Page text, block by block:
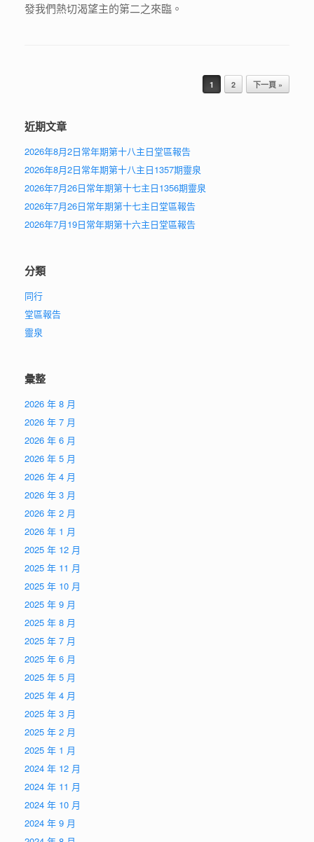
發我們熱切渴望主的第二之來臨。
1 2 下一頁 »
近期文章
2026年8月2日常年期第十八主日堂區報告
2026年8月2日常年期第十八主日1357期靈泉
2026年7月26日常年期第十七主日1356期靈泉
2026年7月26日常年期第十七主日堂區報告
2026年7月19日常年期第十六主日堂區報告
分類
同行
堂區報告
靈泉
彙整
2026 年 8 月
2026 年 7 月
2026 年 6 月
2026 年 5 月
2026 年 4 月
2026 年 3 月
2026 年 2 月
2026 年 1 月
2025 年 12 月
2025 年 11 月
2025 年 10 月
2025 年 9 月
2025 年 8 月
2025 年 7 月
2025 年 6 月
2025 年 5 月
2025 年 4 月
2025 年 3 月
2025 年 2 月
2025 年 1 月
2024 年 12 月
2024 年 11 月
2024 年 10 月
2024 年 9 月